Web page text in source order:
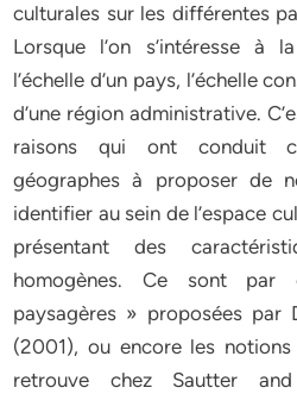
culturales sur les différentes
Lorsque l’on s’intéresse à
l’échelle d’un pays, l’échelle
d’une région administrative.
raisons qui ont conduit
géographes à proposer de
identifier au sein de l’espace
présentant des
homogènes. Ce sont par
paysagères » proposées par
(2001), ou encore les
retrouve chez Sautter